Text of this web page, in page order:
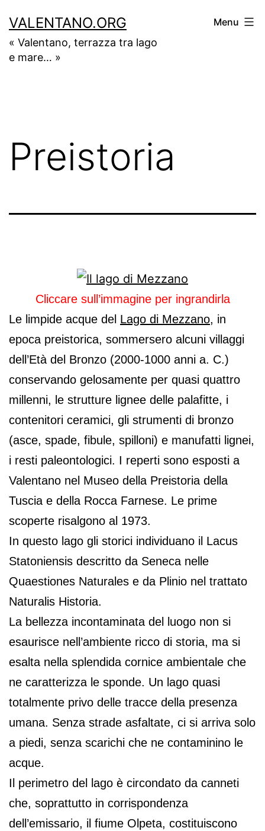
contenuto
VALENTANO.ORG
« Valentano, terrazza tra lago
e mare… »
Menu
Preistoria
Cliccare sull’immagine per ingrandirla
Le limpide acque del Lago di Mezzano, in
epoca preistorica, sommersero alcuni villaggi
dell’Età del Bronzo (2000-1000 anni a. C.)
conservando gelosamente per quasi quattro
millenni, le strutture lignee delle palafitte, i
contenitori ceramici, gli strumenti di bronzo
(asce, spade, fibule, spilloni) e manufatti lignei,
i resti paleontologici. I reperti sono esposti a
Valentano nel Museo della Preistoria della
Tuscia e della Rocca Farnese. Le prime
scoperte risalgono al 1973.
In questo lago gli storici individuano il Lacus
Statoniensis descritto da Seneca nelle
Quaestiones Naturales e da Plinio nel trattato
Naturalis Historia.
La bellezza incontaminata del luogo non si
esaurisce nell’ambiente ricco di storia, ma si
esalta nella splendida cornice ambientale che
ne caratterizza le sponde. Un lago quasi
totalmente privo delle tracce della presenza
umana. Senza strade asfaltate, ci si arriva solo
a piedi, senza scarichi che ne contaminino le
acque.
Il perimetro del lago è circondato da canneti
che, soprattutto in corrispondenza
dell’emissario, il fiume Olpeta, costituiscono